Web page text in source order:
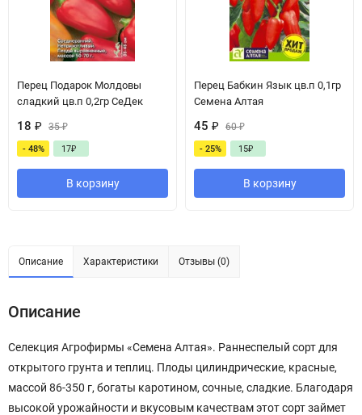
Перец Подарок Молдовы
сладкий цв.п 0,2гр СеДек
18 ₽ 35₽
- 48% 17₽
В корзину
Перец Бабкин Язык цв.п 0,1гр
Семена Алтая
45 ₽ 60₽
- 25% 15₽
В корзину
Описание Характеристики Отзывы (0)
Описание
Селекция Агрофирмы «Семена Алтая». Раннеспелый сорт для
открытого грунта и теплиц. Плоды цилиндрические, красные,
массой 86-350 г, богаты каротином, сочные, сладкие. Благодаря
высокой урожайности и вкусовым качествам этот сорт займет